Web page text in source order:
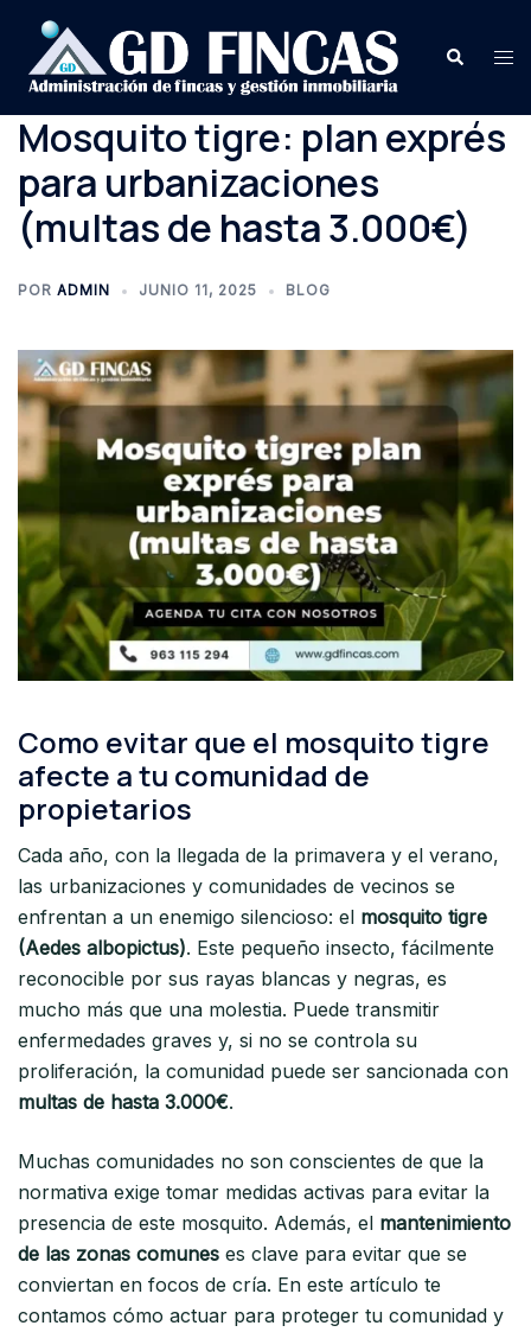
Saltar
contenido
Buscar
Mosquito tigre: plan exprés
para urbanizaciones
(multas de hasta 3.000€)
POR ADMIN JUNIO 11, 2025 BLOG
Como evitar que el mosquito tigre
afecte a tu comunidad de
propietarios
Cada año, con la llegada de la primavera y el verano,
las urbanizaciones y comunidades de vecinos se
enfrentan a un enemigo silencioso: el mosquito tigre
(Aedes albopictus). Este pequeño insecto, fácilmente
reconocible por sus rayas blancas y negras, es
mucho más que una molestia. Puede transmitir
enfermedades graves y, si no se controla su
proliferación, la comunidad puede ser sancionada con
multas de hasta 3.000€.
Muchas comunidades no son conscientes de que la
normativa exige tomar medidas activas para evitar la
presencia de este mosquito. Además, el mantenimiento
de las zonas comunes es clave para evitar que se
conviertan en focos de cría. En este artículo te
contamos cómo actuar para proteger tu comunidad y